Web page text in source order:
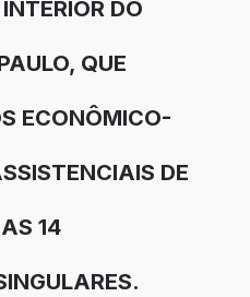
DO
QUE
ECONÔMICO-
DE
14